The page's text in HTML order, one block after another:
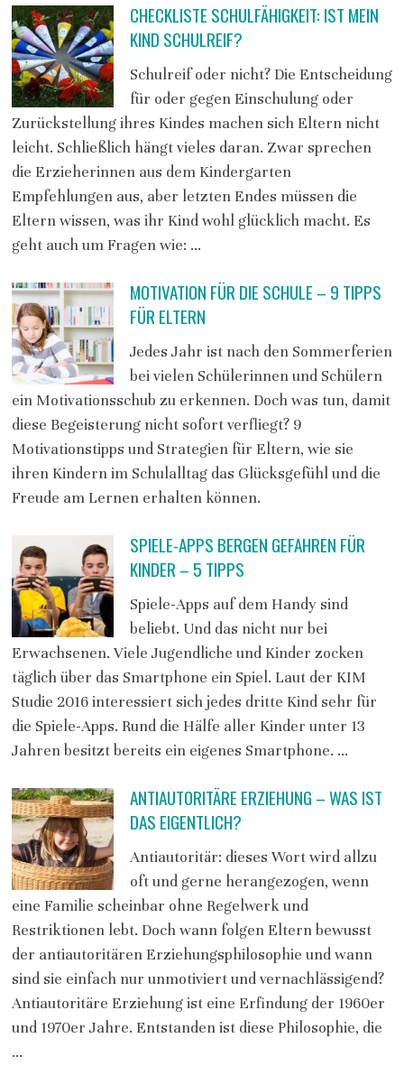
CHECKLISTE SCHULFÄHIGKEIT: IST MEIN
KIND SCHULREIF?
Schulreif oder nicht? Die Entscheidung
für oder gegen Einschulung oder
Zurückstellung ihres Kindes machen sich Eltern nicht
leicht. Schließlich hängt vieles daran. Zwar sprechen
die Erzieherinnen aus dem Kindergarten
Empfehlungen aus, aber letzten Endes müssen die
Eltern wissen, was ihr Kind wohl glücklich macht. Es
geht auch um Fragen wie: …
MOTIVATION FÜR DIE SCHULE – 9 TIPPS
FÜR ELTERN
Jedes Jahr ist nach den Sommerferien
bei vielen Schülerinnen und Schülern
ein Motivationsschub zu erkennen. Doch was tun, damit
diese Begeisterung nicht sofort verfliegt? 9
Motivationstipps und Strategien für Eltern, wie sie
ihren Kindern im Schulalltag das Glücksgefühl und die
Freude am Lernen erhalten können.
SPIELE-APPS BERGEN GEFAHREN FÜR
KINDER – 5 TIPPS
Spiele-Apps auf dem Handy sind
beliebt. Und das nicht nur bei
Erwachsenen. Viele Jugendliche und Kinder zocken
täglich über das Smartphone ein Spiel. Laut der KIM
Studie 2016 interessiert sich jedes dritte Kind sehr für
die Spiele-Apps. Rund die Hälfe aller Kinder unter 13
Jahren besitzt bereits ein eigenes Smartphone. …
ANTIAUTORITÄRE ERZIEHUNG – WAS IST
DAS EIGENTLICH?
Antiautoritär: dieses Wort wird allzu
oft und gerne herangezogen, wenn
eine Familie scheinbar ohne Regelwerk und
Restriktionen lebt. Doch wann folgen Eltern bewusst
der antiautoritären Erziehungsphilosophie und wann
sind sie einfach nur unmotiviert und vernachlässigend?
Antiautoritäre Erziehung ist eine Erfindung der 1960er
und 1970er Jahre. Entstanden ist diese Philosophie, die
…